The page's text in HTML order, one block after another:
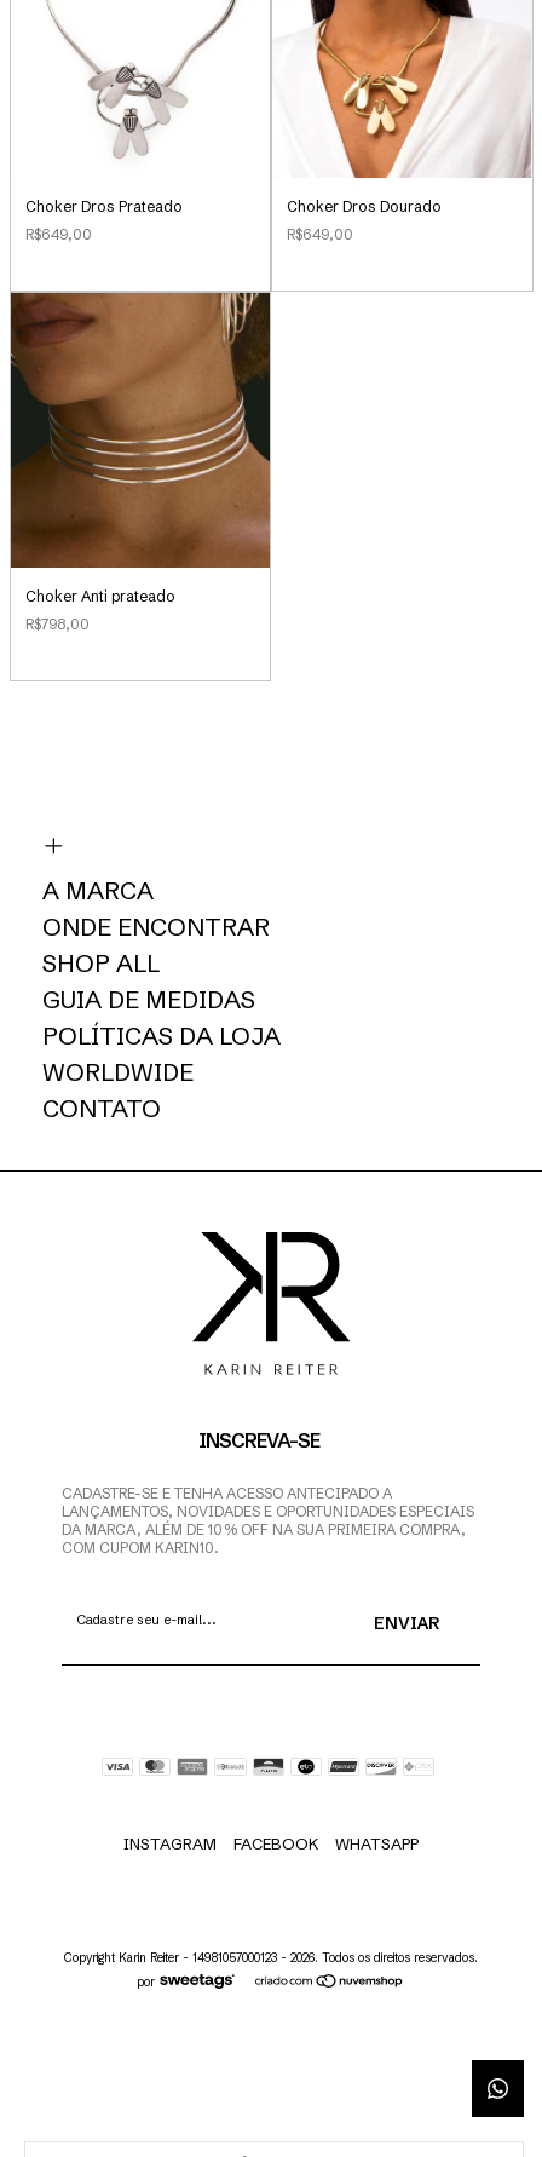
Choker Dros Prateado
R$649,00
Choker Dros Dourado
R$649,00
Choker Anti prateado
R$798,00
A MARCA
ONDE ENCONTRAR
SHOP ALL
GUIA DE MEDIDAS
POLÍTICAS DA LOJA
WORLDWIDE
CONTATO
INSCREVA-SE
CADASTRE-SE E TENHA ACESSO ANTECIPADO A
LANÇAMENTOS, NOVIDADES E OPORTUNIDADES ESPECIAIS
DA MARCA, ALÉM DE 10% OFF NA SUA PRIMEIRA COMPRA,
COM CUPOM KARIN10.
INSTAGRAM FACEBOOK WHATSAPP
Copyright Karin Reiter - 14981057000123 - 2026. Todos os direitos reservados.
por